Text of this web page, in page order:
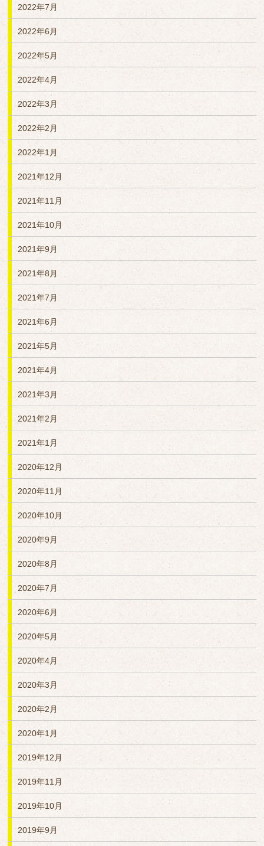
2022年7月
2022年6月
2022年5月
2022年4月
2022年3月
2022年2月
2022年1月
2021年12月
2021年11月
2021年10月
2021年9月
2021年8月
2021年7月
2021年6月
2021年5月
2021年4月
2021年3月
2021年2月
2021年1月
2020年12月
2020年11月
2020年10月
2020年9月
2020年8月
2020年7月
2020年6月
2020年5月
2020年4月
2020年3月
2020年2月
2020年1月
2019年12月
2019年11月
2019年10月
2019年9月